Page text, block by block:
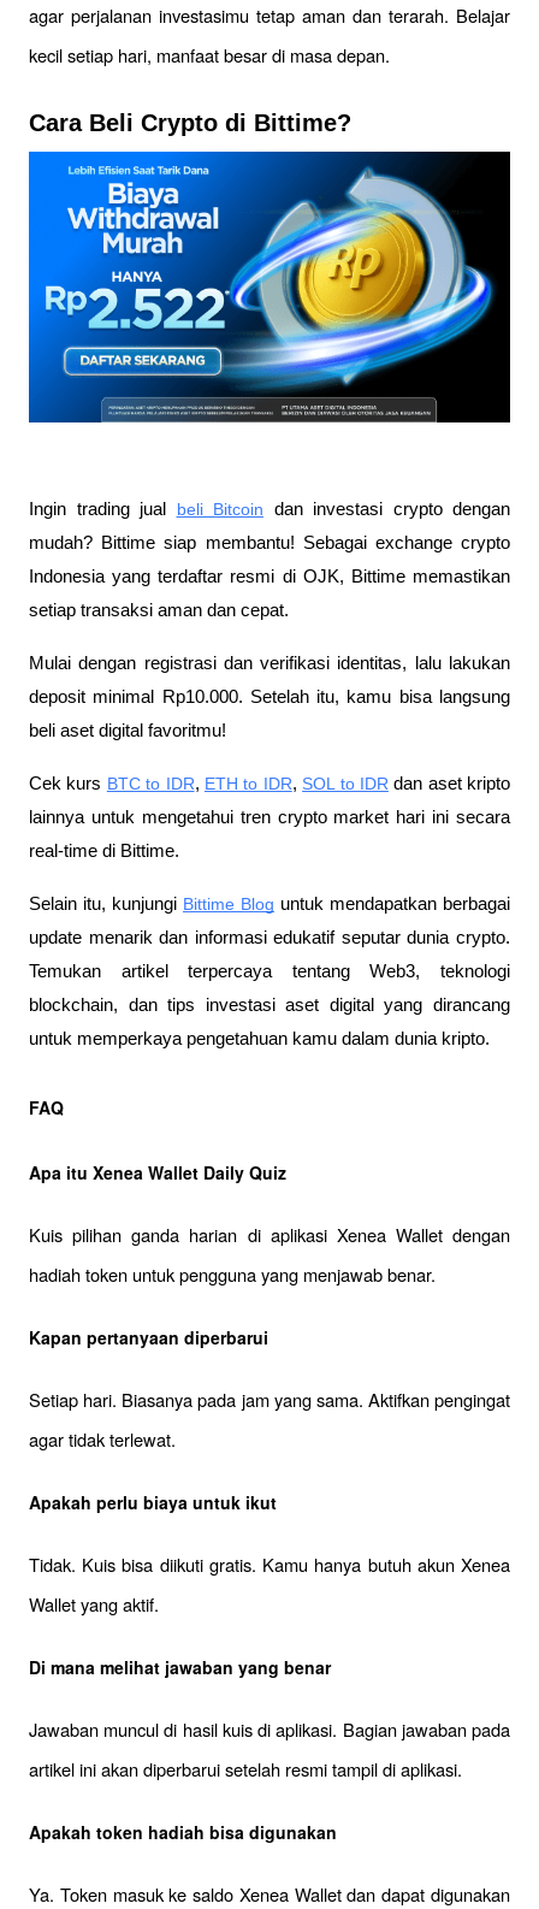
agar perjalanan investasimu tetap aman dan terarah. Belajar
kecil setiap hari, manfaat besar di masa depan.
Cara Beli Crypto di Bittime?
Ingin trading jual beli Bitcoin dan investasi crypto dengan
mudah? Bittime siap membantu! Sebagai exchange crypto
Indonesia yang terdaftar resmi di OJK, Bittime memastikan
setiap transaksi aman dan cepat.
Mulai dengan registrasi dan verifikasi identitas, lalu lakukan
deposit minimal Rp10.000. Setelah itu, kamu bisa langsung
beli aset digital favoritmu!
Cek kurs BTC to IDR, ETH to IDR, SOL to IDR dan aset kripto
lainnya untuk mengetahui tren crypto market hari ini secara
real-time di Bittime.
Selain itu, kunjungi Bittime Blog untuk mendapatkan berbagai
update menarik dan informasi edukatif seputar dunia crypto.
Temukan artikel terpercaya tentang Web3, teknologi
blockchain, dan tips investasi aset digital yang dirancang
untuk memperkaya pengetahuan kamu dalam dunia kripto.
FAQ
Apa itu Xenea Wallet Daily Quiz
Kuis pilihan ganda harian di aplikasi Xenea Wallet dengan
hadiah token untuk pengguna yang menjawab benar.
Kapan pertanyaan diperbarui
Setiap hari. Biasanya pada jam yang sama. Aktifkan pengingat
agar tidak terlewat.
Apakah perlu biaya untuk ikut
Tidak. Kuis bisa diikuti gratis. Kamu hanya butuh akun Xenea
Wallet yang aktif.
Di mana melihat jawaban yang benar
Jawaban muncul di hasil kuis di aplikasi. Bagian jawaban pada
artikel ini akan diperbarui setelah resmi tampil di aplikasi.
Apakah token hadiah bisa digunakan
Ya. Token masuk ke saldo Xenea Wallet dan dapat digunakan